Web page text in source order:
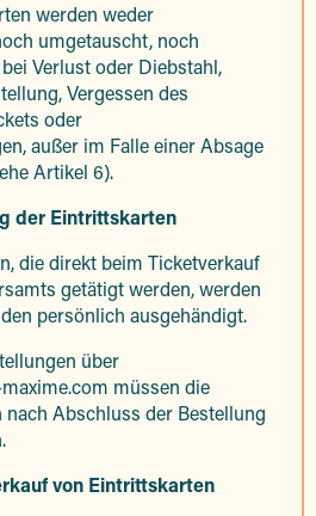
werden weder
umgetauscht, noch
Verlust oder Diebstahl,
Vergessen des
oder
außer im Falle einer Absage
Artikel 6).
der Eintrittskarten
die direkt beim Ticketverkauf
getätigt werden, werden
persönlich ausgehändigt.
über
müssen die
Abschluss der Bestellung
von Eintrittskarten